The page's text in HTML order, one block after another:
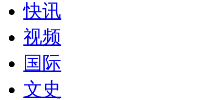
快讯
视频
国际
文史